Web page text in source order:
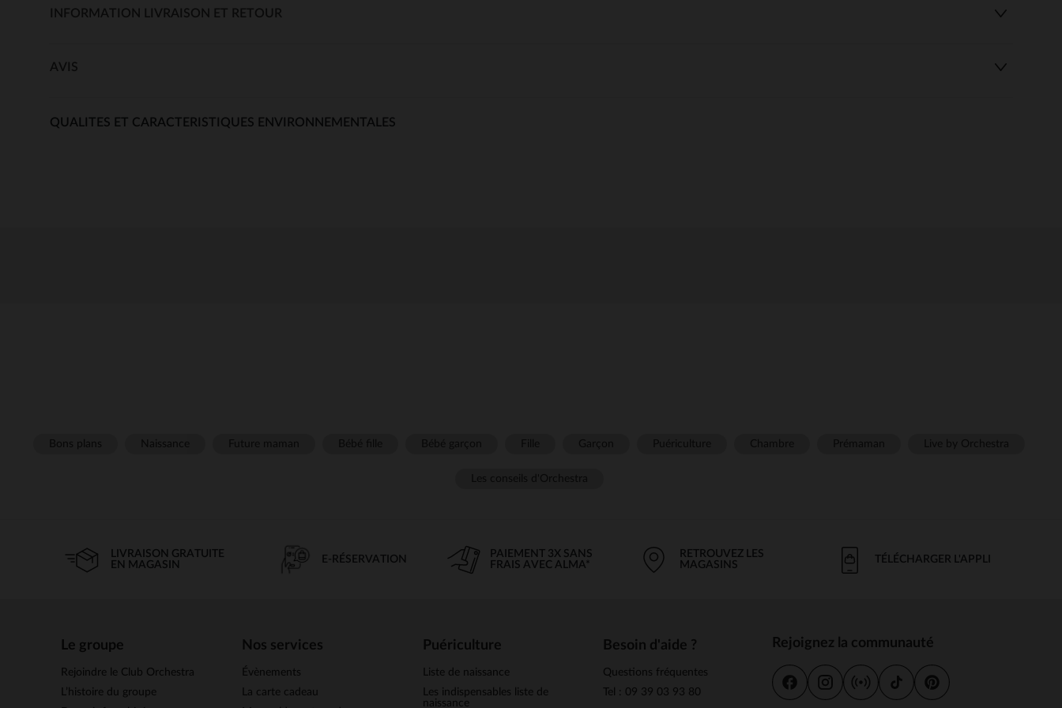
INFORMATION LIVRAISON ET RETOUR
AVIS
QUALITES ET CARACTERISTIQUES ENVIRONNEMENTALES
LIVRAISON GRATUITE
EN MAGASIN
E-RÉSERVATION
PAIEMENT 3X SANS
FRAIS AVEC ALMA*
RETROUVEZ LES
MAGASINS
TÉLÉCHARGER L'APPLI
Le groupe
Rejoindre le Club Orchestra
L’histoire du groupe
Nos services
Évènements
La carte cadeau
Puériculture
Liste de naissance
Les indispensables liste de
naissance
Besoin d'aide ?
Questions fréquentes
Tel : 09 39 03 93 80
Rejoignez la communauté